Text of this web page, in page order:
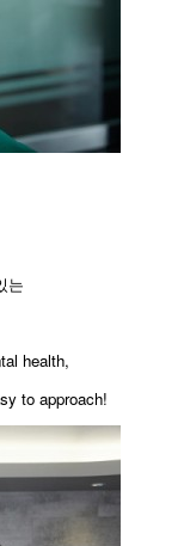
는
health,
to approach!